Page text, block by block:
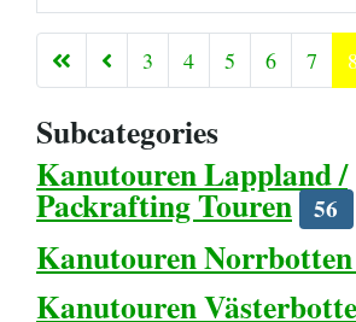
3 4 5 6 7 8
Subcategories
Kanutouren Lappland /
Packrafting Touren 56
Kanutouren
Kanutouren